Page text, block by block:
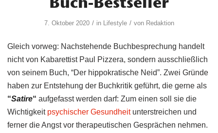
7. Oktober 2020 / in Lifestyle / von Redaktion
Gleich vorweg: Nachstehende Buchbesprechung handelt
nicht von Kabarettist Paul Pizzera, sondern ausschließlich
von seinem Buch, “Der hippokratische Neid”. Zwei Gründe
haben zur Entstehung der Buchkritik geführt, die gerne als
“Satire“ aufgefasst werden darf: Zum einen soll sie die
Wichtigkeit psychischer Gesundheitunterstreichen und
ferner die Angst vor therapeutischen Gesprächen nehmen.